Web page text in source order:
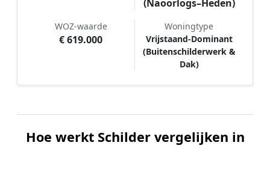
(Naoorlogs–Heden)
WOZ-waarde
€ 619.000
Woningtype
Vrijstaand-Dominant
(Buitenschilderwerk &
Dak)
Hoe werkt Schilder vergelijken in